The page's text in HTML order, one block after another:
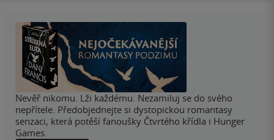
Nevěř nikomu. Lži každému. Nezamiluj se do svého
nepřítele. Předobjednejte si dystopickou romantasy
senzaci, která potěší fanoušky Čtvrtého křídla i Hunger
Games.